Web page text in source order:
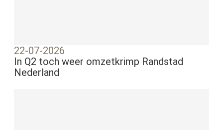
22-07-2026
In Q2 toch weer omzetkrimp Randstad
Nederland